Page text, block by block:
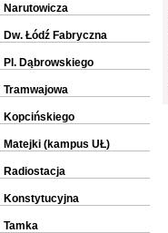
Narutowicza
Dw. Łódź Fabryczna
Pl. Dąbrowskiego
Tramwajowa
Kopcińskiego
Matejki (kampus UŁ)
Radiostacja
Konstytucyjna
Tamka